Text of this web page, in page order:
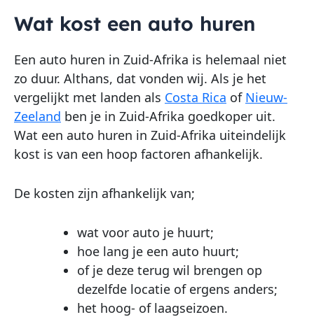
Wat kost een auto huren
Een auto huren in Zuid-Afrika is helemaal niet
zo duur. Althans, dat vonden wij. Als je het
vergelijkt met landen als Costa Rica of Nieuw-
Zeeland ben je in Zuid-Afrika goedkoper uit.
Wat een auto huren in Zuid-Afrika uiteindelijk
kost is van een hoop factoren afhankelijk.
De kosten zijn afhankelijk van;
wat voor auto je huurt;
hoe lang je een auto huurt;
of je deze terug wil brengen op
dezelfde locatie of ergens anders;
het hoog- of laagseizoen.